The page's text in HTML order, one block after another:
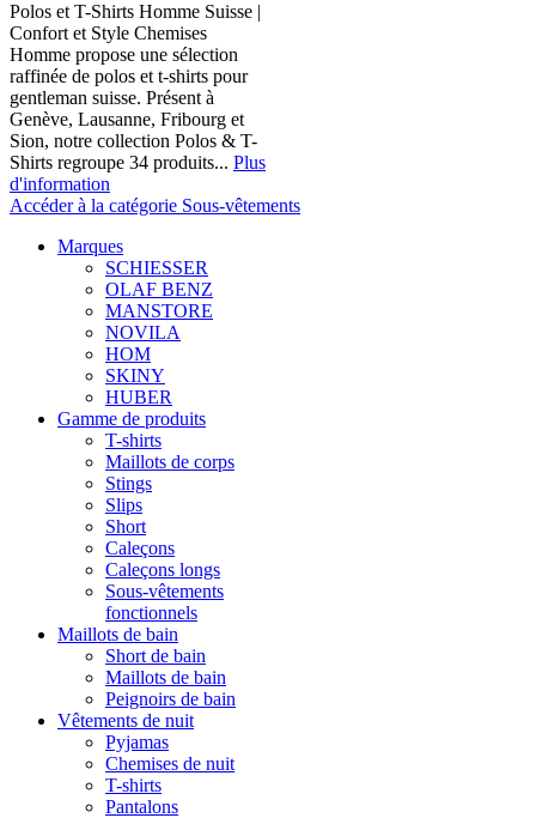
Polos et T-Shirts Homme Suisse |
Confort et Style Chemises
Homme propose une sélection
raffinée de polos et t-shirts pour
gentleman suisse. Présent à
Genève, Lausanne, Fribourg et
Sion, notre collection Polos & T-
Shirts regroupe 34 produits... Plus
d'information
Accéder à la catégorie Sous-vêtements
Marques
SCHIESSER
OLAF BENZ
MANSTORE
NOVILA
HOM
SKINY
HUBER
Gamme de produits
T-shirts
Maillots de corps
Stings
Slips
Short
Caleçons
Caleçons longs
Sous-vêtements
fonctionnels
Maillots de bain
Short de bain
Maillots de bain
Peignoirs de bain
Vêtements de nuit
Pyjamas
Chemises de nuit
T-shirts
Pantalons